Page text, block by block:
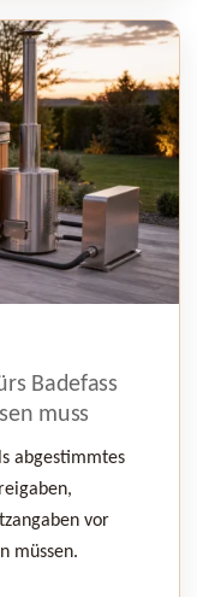
Badefass
muss
abgestimmtes
vor
müssen.